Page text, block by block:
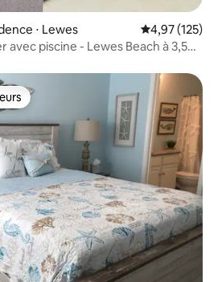
⋅ Lewes Évaluation
4,97 (125)
avec piscine - Lewes Beach à 3,5